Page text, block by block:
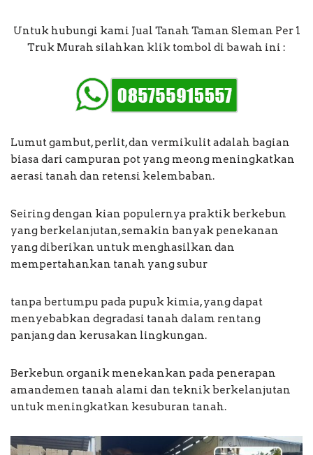
Untuk hubungi kami Jual Tanah Taman Sleman Per 1
Truk Murah silahkan klik tombol di bawah ini :
Lumut gambut, perlit, dan vermikulit adalah bagian
biasa dari campuran pot yang meong meningkatkan
aerasi tanah dan retensi kelembaban.
Seiring dengan kian populernya praktik berkebun
yang berkelanjutan, semakin banyak penekanan
yang diberikan untuk menghasilkan dan
mempertahankan tanah yang subur
tanpa bertumpu pada pupuk kimia, yang dapat
menyebabkan degradasi tanah dalam rentang
panjang dan kerusakan lingkungan.
Berkebun organik menekankan pada penerapan
amandemen tanah alami dan teknik berkelanjutan
untuk meningkatkan kesuburan tanah.